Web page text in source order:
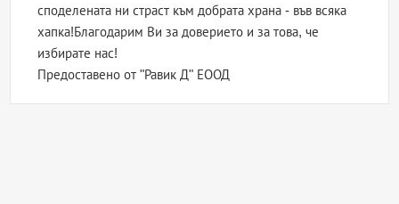
споделената ни страст към добрата храна - във всяка
хапка!Благодарим Ви за доверието и за това, че
избирате нас!
Предоставено от "Равик Д" ЕООД